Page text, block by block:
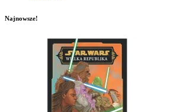
Najnowsze!